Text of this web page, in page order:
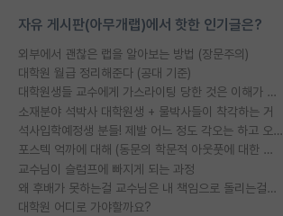
자유 게시판(아무개랩)에서 핫한 인기글은?
외부에서 괜찮은 랩을 알아보는 방법 (장문주의)
대학원 월급 정리해준다 (공대 기준)
대학원생들 교수에게 가스라이팅 당한 것은 이해가 갑니다. 안타깝네요.
소재분야 석박사 대학원생 + 물박사들이 착각하는 거
석사입학예정생 분들! 제발 어느 정도 각오는 하고 오세요.
포스텍 억까에 대해 (동문의 학문적 아웃풋에 대한 반박)
교수님이 슬럼프에 빠지게 되는 과정
왜 후배가 못하는걸 교수님은 내 책임으로 돌리는걸까요?
대학원 어디로 가야할까요?